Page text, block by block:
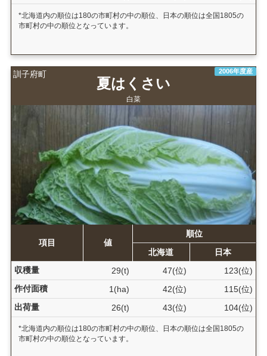
*北海道内の順位は180の市町村の中の順位、日本の順位は全国1805の
市町村の中の順位となっています。
訓子府町 2006年度産
夏はくさい
白菜
項目 値
順位
北海道
日本
収穫量
29(t) 47(位)
123(位)
作付面積
1(ha) 42(位)
115(位)
出荷量
26(t) 43(位) 104(位)
*北海道内の順位は180の市町村の中の順位、日本の順位は全国1805の
市町村の中の順位となっています。